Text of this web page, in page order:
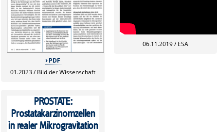
06.11.2019 / ESA
PROSTATE:
Prostatakarzinomzellen
in realer Mikrogravitation
PDF
01.2023 / Bild der Wissenschaft